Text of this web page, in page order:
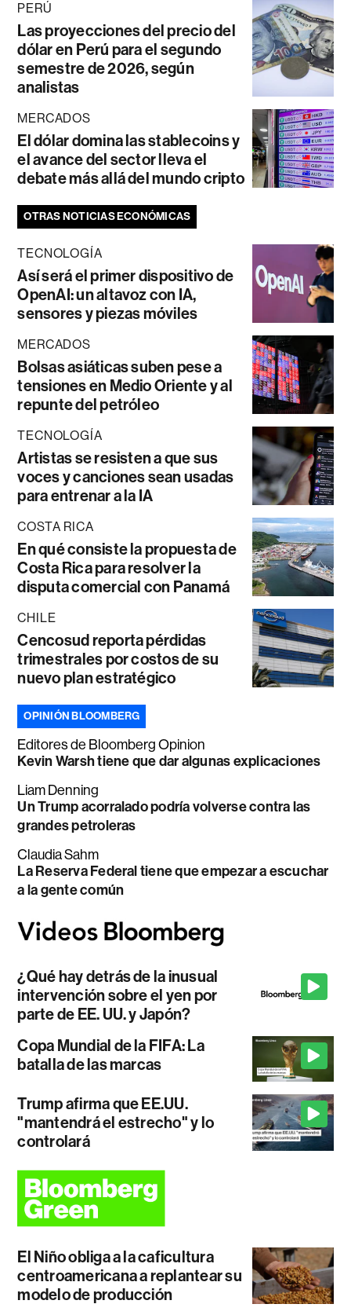
PERÚ
Las proyecciones del precio del
dólar en Perú para el segundo
semestre de 2026, según
analistas
MERCADOS
El dólar domina las stablecoins y
el avance del sector lleva el
debate más allá del mundo cripto
OTRAS NOTICIAS ECONÓMICAS
TECNOLOGÍA
Así será el primer dispositivo de
OpenAI: un altavoz con IA,
sensores y piezas móviles
MERCADOS
Bolsas asiáticas suben pese a
tensiones en Medio Oriente y al
repunte del petróleo
TECNOLOGÍA
Artistas se resisten a que sus
voces y canciones sean usadas
para entrenar a la IA
COSTA RICA
En qué consiste la propuesta de
Costa Rica para resolver la
disputa comercial con Panamá
CHILE
Cencosud reporta pérdidas
trimestrales por costos de su
nuevo plan estratégico
OPINIÓN BLOOMBERG
Editores de Bloomberg Opinion
Kevin Warsh tiene que dar algunas explicaciones
Liam Denning
Un Trump acorralado podría volverse contra las
grandes petroleras
Claudia Sahm
La Reserva Federal tiene que empezar a escuchar
a la gente común
¿Qué hay detrás de la inusual
intervención sobre el yen por
parte de EE. UU. y Japón?
Copa Mundial de la FIFA: La
batalla de las marcas
Trump afirma que EE.UU.
"mantendrá el estrecho" y lo
controlará
El Niño obliga a la caficultura
centroamericana a replantear su
modelo de producción